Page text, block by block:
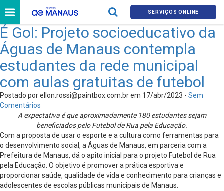
SERVIÇOS ONLINE
É Gol: Projeto socioeducativo da
Águas de Manaus contempla
estudantes da rede municipal
com aulas gratuitas de futebol
Postado porellon.rossi@paintbox.com.brem 17/abr/2023 - Sem
Comentários
A expectativa é que aproximadamente 180 estudantes sejam
beneficiados pelo Futebol de Rua pela Educação.
Com a proposta de usar o esporte e a cultura como ferramentas para
o desenvolvimento social, a Águas de Manaus, em parceria com a
Prefeitura de Manaus, dá o apito inicial para o projeto Futebol de Rua
pela Educação. O objetivo é promover a prática esportiva e
proporcionar saúde, qualidade de vida e conhecimento para crianças e
adolescentes de escolas públicas municipais de Manaus.